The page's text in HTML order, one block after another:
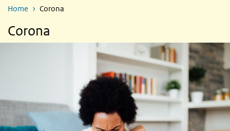
Home Corona
Corona